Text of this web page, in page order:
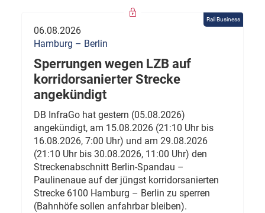
Rail Business
06.08.2026
Hamburg – Berlin
Sperrungen wegen LZB auf
korridorsanierter Strecke
angekündigt
DB InfraGo hat gestern (05.08.2026)
angekündigt, am 15.08.2026 (21:10 Uhr bis
16.08.2026, 7:00 Uhr) und am 29.08.2026
(21:10 Uhr bis 30.08.2026, 11:00 Uhr) den
Streckenabschnitt Berlin-Spandau –
Paulinenaue auf der jüngst korridorsanierten
Strecke 6100 Hamburg – Berlin zu sperren
(Bahnhöfe sollen anfahrbar bleiben).